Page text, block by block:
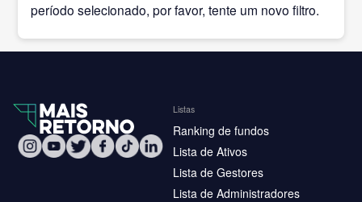
período selecionado, por favor, tente um novo filtro.
Listas
Ranking de fundos
Lista de Ativos
Lista de Gestores
Lista de Administradores